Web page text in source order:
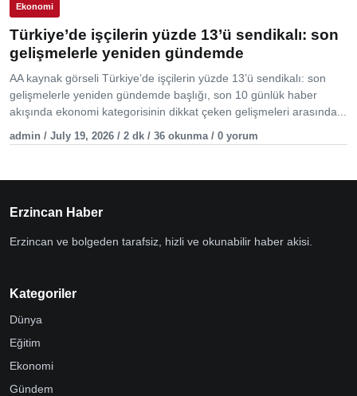
Ekonomi
Türkiye’de işçilerin yüzde 13’ü sendikalı: son
gelişmelerle yeniden gündemde
AA kaynak görseli Türkiye’de işçilerin yüzde 13’ü sendikalı: son
gelişmelerle yeniden gündemde başlığı, son 10 günlük haber
akışında ekonomi kategorisinin dikkat çeken gelişmeleri arasında...
admin / July 19, 2026 / 2 dk / 36 okunma / 0 yorum
Erzincan Haber
Erzincan ve bolgeden tarafsiz, hizli ve okunabilir haber akisi.
Kategoriler
Dünya
Eğitim
Ekonomi
Gündem